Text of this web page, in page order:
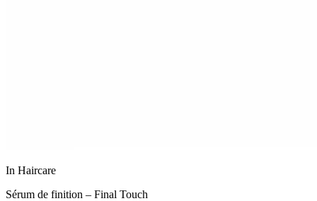
In Haircare
Sérum de finition – Final Touch